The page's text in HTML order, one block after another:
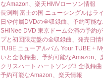
なAmazon、楽天HMVローソン情報
長渕剛 富士の国 ニューシングルはラ
日や付属DVDの全収録曲、予約可能
SHINee DVD 東京ドーム公演の予約
プと初回限定盤の全収録曲、発売日情
TUBE ニューアルバム Your TUBE +
いと全収録曲、予約可能なAmazon、
クリスハート ハートソング3 全収録
予約可能なAmazon、楽天情報